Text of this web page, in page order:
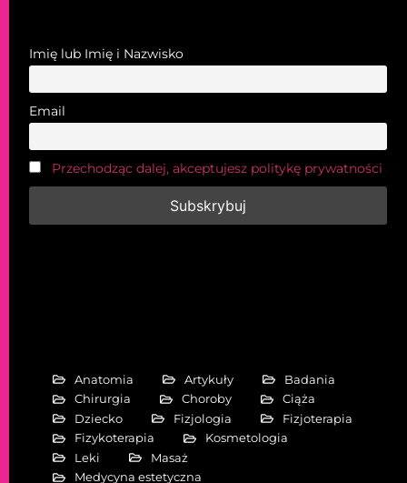
Imię lub Imię i Nazwisko
Email
Przechodząc dalej, akceptujesz politykę prywatności
Anatomia Artykuły
Badania
Chirurgia
Choroby
Ciąża
Dziecko
Fizjologia
Fizjoterapia
Fizykoterapia
Kosmetologia
Leki
Masaż
Medycyna estetyczna